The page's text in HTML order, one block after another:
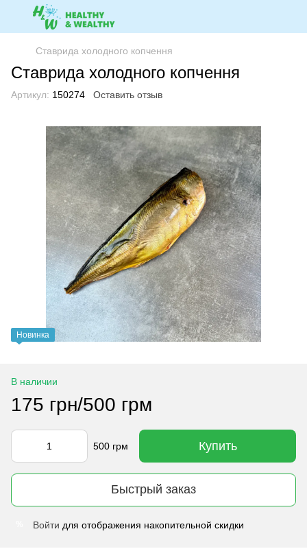
Ставрида холодного копчення
Ставрида холодного копчення
Артикул: 150274 Оставить отзыв
Новинка
В наличии
175 грн/500 грм
500 грм Купить
Быстрый заказ
Войти для отображения накопительной скидки